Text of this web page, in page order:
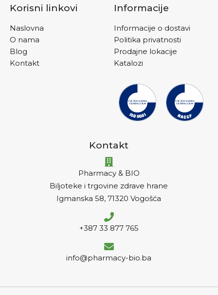
Korisni linkovi
Naslovna
O nama
Blog
Kontakt
Informacije
Informacije o dostavi
Politika privatnosti
Prodajne lokacije
Katalozi
Kontakt
Pharmacy & BIO
Biljoteke i trgovine zdrave hrane
Igmanska 58, 71320 Vogošća
+387 33 877 765
info@pharmacy-bio.ba